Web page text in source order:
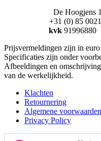
De Hoogjens
+31 (0) 85
kvk 91996880
Prijsvermeldingen zijn in
Specificaties zijn onder
Afbeeldingen en
van de werkelijkheid.
Klachten
Retournering
Algemene voorwaarden
Privacy Policy